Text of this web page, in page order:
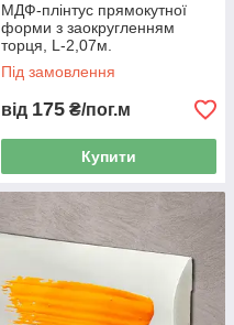
МДФ-плінтус прямокутної
форми з заокругленням
торця, L-2,07м.
Під замовлення
від 175 ₴/пог.м
Купити